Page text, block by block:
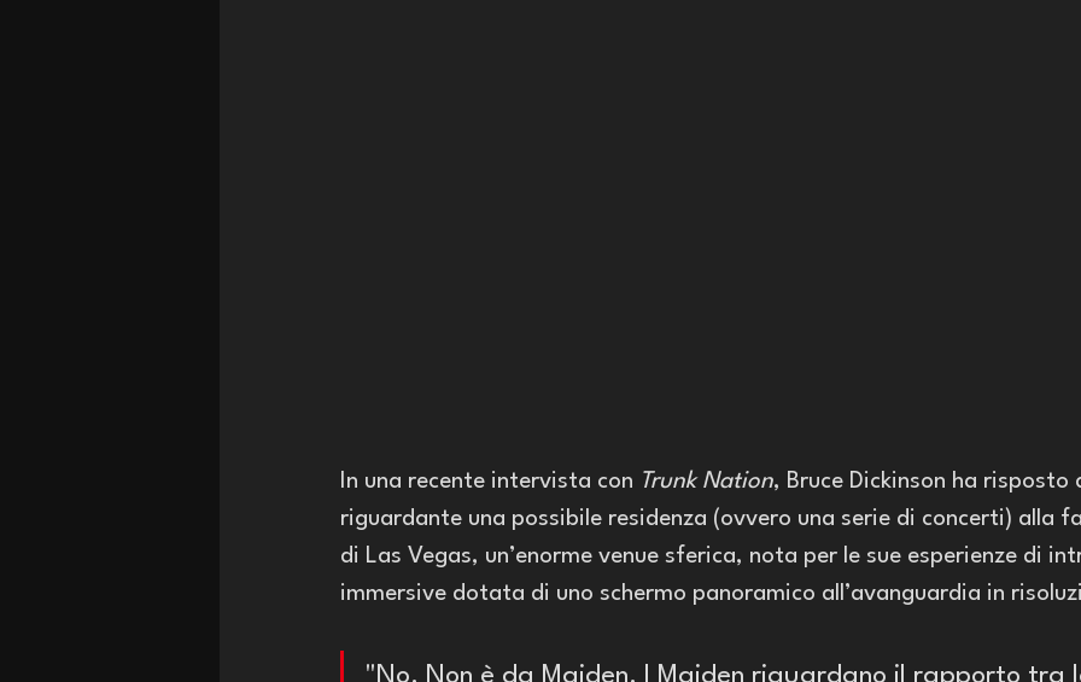
In una recente intervista con Trunk Nation, Bruce Dickinson ha
riguardante una possibile residenza (ovvero una serie di concerti) alla
di Las Vegas, un’enorme venue sferica, nota per le sue esperienze di
immersive dotata di uno schermo panoramico all’avanguardia in
"No. Non è da Maiden. I Maiden riguardano il rapporto tra